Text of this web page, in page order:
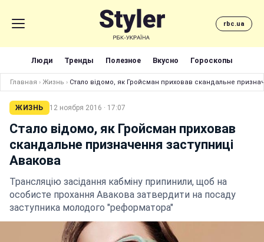
rbc.ua
Люди Тренды Полезное Вкусно Гороскопы
Главная › Жизнь › Стало відомо, як Гройсман приховав скандальне
ЖИЗНЬ 12 ноября 2016 · 17:07
Стало відомо, як Гройсман приховав
скандальне призначення заступниці
Авакова
Трансляцію засідання кабміну припинили, щоб на
особисте прохання Авакова затвердити на посаду
заступника молодого "реформатора"